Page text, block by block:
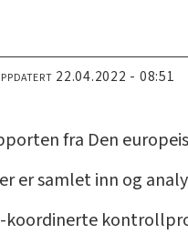
22.04.2022 - 08:51
fra Den
er samlet inn og
koordinerte